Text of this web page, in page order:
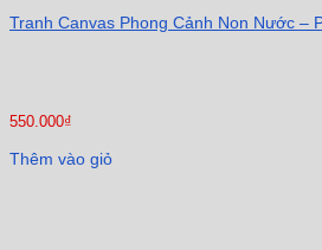
Tranh Canvas Phong Cảnh Non Nước –
550.000₫
Thêm vào giỏ